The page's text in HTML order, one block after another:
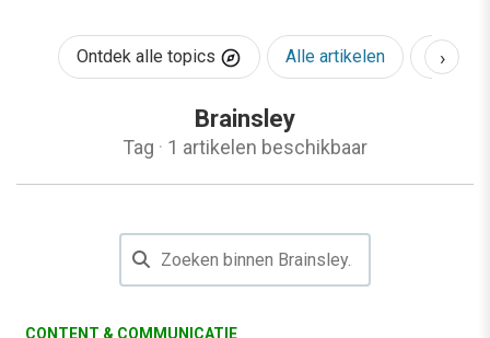
Ontdek alle topics Alle artikelen AI &
›
Brainsley
Tag · 1 artikelen beschikbaar
CONTENT & COMMUNICATIE